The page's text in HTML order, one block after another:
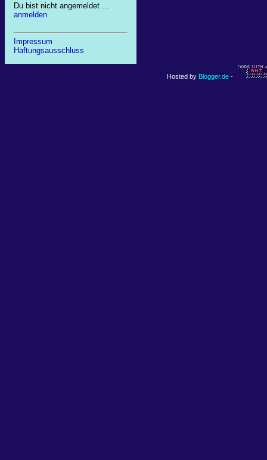
Du bist nicht angemeldet ...
anmelden
Impressum
Haftungsausschluss
Hosted by Blogger.de -